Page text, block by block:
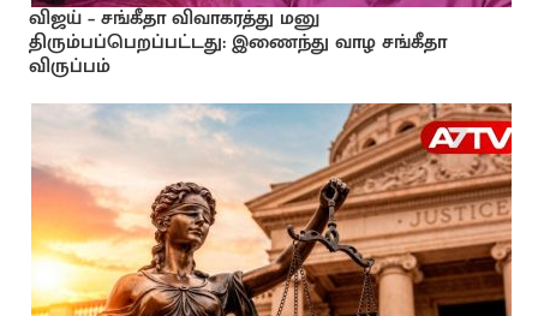
விஜய் – சங்கீதா விவாகரத்து மனு
திரும்பப்பெறப்பட்டது: இணைந்து வாழ சங்கீதா
விருப்பம்